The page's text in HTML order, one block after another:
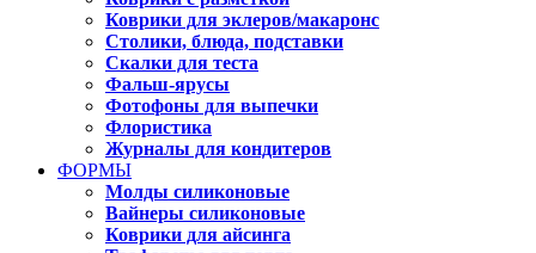
Коврики для эклеров/макаронс
Столики, блюда, подставки
Скалки для теста
Фальш-ярусы
Фотофоны для выпечки
Флористика
Журналы для кондитеров
ФОРМЫ
Молды силиконовые
Вайнеры силиконовые
Коврики для айсинга